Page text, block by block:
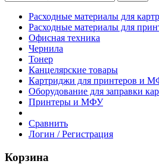
Расходные материалы для
Расходные материалы для
Офисная техника
Чернила
Тонер
Канцелярские товары
Картриджи для принтеров и
Оборудование для заправки
Принтеры и МФУ
Сравнить
Логин / Регистрация
Корзина